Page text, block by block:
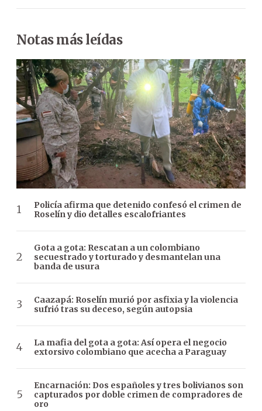
Notas más leídas
Policía afirma que detenido confesó el crimen de
Roselín y dio detalles escalofriantes
Gota a gota: Rescatan a un colombiano
secuestrado y torturado y desmantelan una
banda de usura
Caazapá: Roselín murió por asfixia y la violencia
sufrió tras su deceso, según autopsia
La mafia del gota a gota: Así opera el negocio
extorsivo colombiano que acecha a Paraguay
Encarnación: Dos españoles y tres bolivianos son
capturados por doble crimen de compradores de
oro